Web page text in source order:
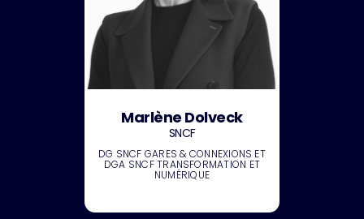
Marlène Dolveck
SNCF
DG SNCF GARES & CONNEXIONS ET
DGA SNCF TRANSFORMATION ET
NUMÉRIQUE